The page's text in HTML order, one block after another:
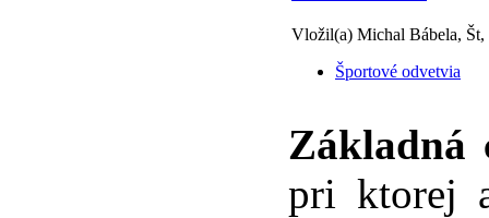
Vložil(a) Michal Bábela, Št,
Športové odvetvia
pri ktorej